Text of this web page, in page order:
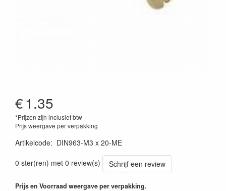
€1.35
*Prijzen zijn inclusief btw
Prijs weergave per verpakking
Artikelcode: DIN963-M3 x 20-ME
0 ster(ren) met 0 review(s)
Schrijf een review
Prijs en Voorraad weergave per verpakking.